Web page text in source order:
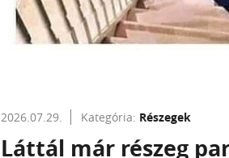
2026.07.29. Kategória: Részegek
Láttál már részeg